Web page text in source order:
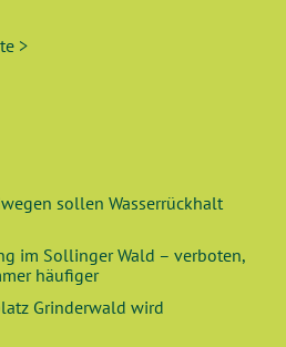
>
sollen Wasserrückhalt
im Sollinger Wald – verboten,
häufiger
Grinderwald wird